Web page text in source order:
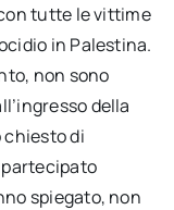
tutte le vittime
in Palestina.
non sono
della
chiesto di
partecipato
spiegato, non